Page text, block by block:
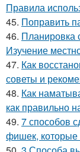
Правила
45. Поправить
46. Планировка
Изучение
47. Как
советы и
48. Как
как правильно
49. 7 способов
фишек, которые